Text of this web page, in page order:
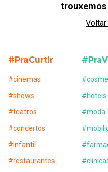
trouxemos
Voltar
#PraCurtir
#cinemas
#shows
#teatros
#concertos
#infantil
#restaurantes
#
#hoteis
#moda
#
#
#